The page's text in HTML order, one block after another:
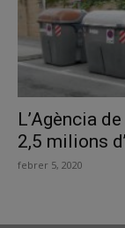
L’Agència
2,5 milions
febrer 5, 2020